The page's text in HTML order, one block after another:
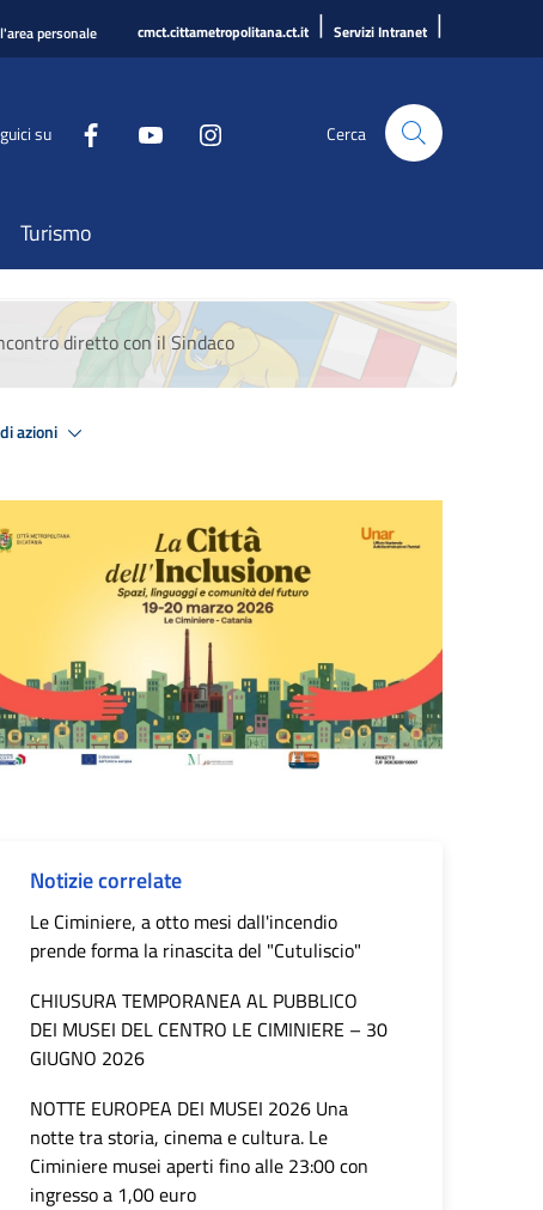
personale cmct.cittametropolitana.ct.it | Servizi Intranet |
su Cerca
Turismo
diretto con il Sindaco
azioni
Notizie correlate
Le Ciminiere, a otto mesi dall'incendio
prende forma la rinascita del "Cutuliscio"
CHIUSURA TEMPORANEA AL PUBBLICO
DEI MUSEI DEL CENTRO LE CIMINIERE – 30
GIUGNO 2026
NOTTE EUROPEA DEI MUSEI 2026 Una
notte tra storia, cinema e cultura. Le
Ciminiere musei aperti fino alle 23:00 con
ingresso a 1,00 euro